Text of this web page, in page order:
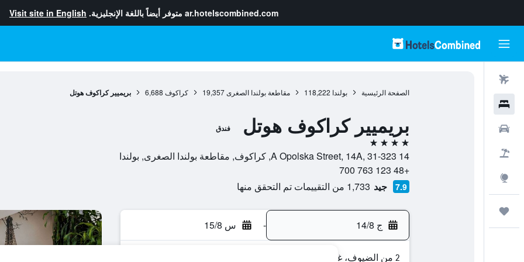
ar.hotelscombined.com متوفر أيضاً باللغة الإنجليزية. Visit site in English
الصفحة الرئيسية بولندا 118,222 مقاطعة بولندا الصغرى 19,357 كراكوف 6,688 بريميير كراكوف هوتل
بريميير كراكوف هوتل فندق
4 نجوم
14 A Opolska Street, 14A, 31-323, كراكوف, مقاطعة بولندا الصغرى, بولندا
+48 123 763 700
7.9 جيد 1,733 من التقييمات تم التحقق منها
ج 14/8 - س 15/8
2 من الضيوف، غرفة واحدة